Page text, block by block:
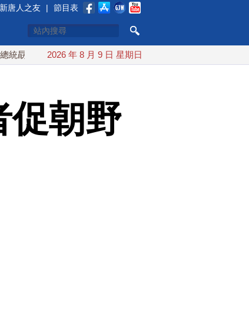
新唐人之友 | 節目表
軍守護主權 中共假借颱風「交管」台海 台陸委會怒轟
2026 年 8 月 9 日 星期日
促朝野